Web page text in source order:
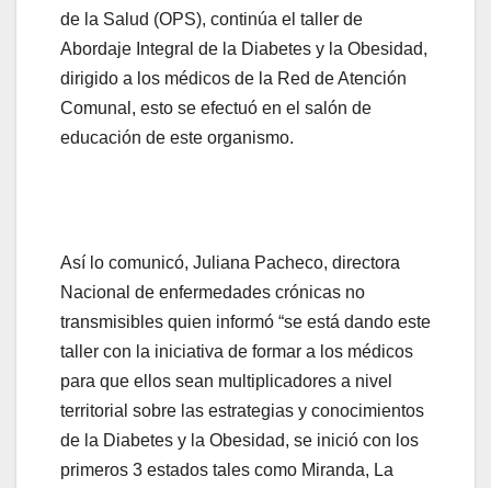
de la Salud (OPS), continúa el taller de
Abordaje Integral de la Diabetes y la Obesidad,
dirigido a los médicos de la Red de Atención
Comunal, esto se efectuó en el salón de
educación de este organismo.
Así lo comunicó, Juliana Pacheco, directora
Nacional de enfermedades crónicas no
transmisibles quien informó “se está dando este
taller con la iniciativa de formar a los médicos
para que ellos sean multiplicadores a nivel
territorial sobre las estrategias y conocimientos
de la Diabetes y la Obesidad, se inició con los
primeros 3 estados tales como Miranda, La